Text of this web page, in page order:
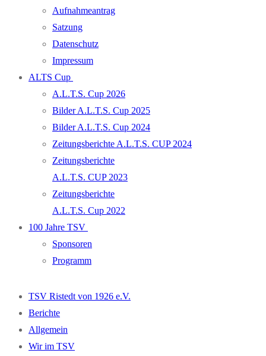
Aufnahmeantrag
Satzung
Datenschutz
Impressum
ALTS Cup
A.L.T.S. Cup 2026
Bilder A.L.T.S. Cup 2025
Bilder A.L.T.S. Cup 2024
Zeitungsberichte A.L.T.S. CUP 2024
Zeitungsberichte
A.L.T.S. CUP 2023
Zeitungsberichte
A.L.T.S. Cup 2022
100 Jahre TSV
Sponsoren
Programm
TSV Ristedt von 1926 e.V.
Berichte
Allgemein
Wir im TSV